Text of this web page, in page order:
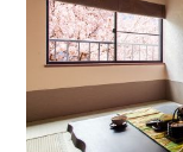
織田信長
信長関連 史跡
信長グルメ・